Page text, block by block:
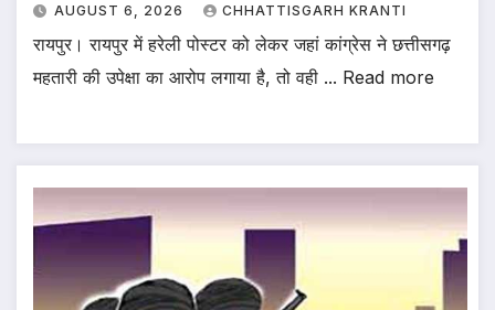
AUGUST 6, 2026 CHHATTISGARH KRANTI
रायपुर। रायपुर में हरेली पोस्टर को लेकर जहां कांग्रेस ने छत्तीसगढ़
महतारी की उपेक्षा का आरोप लगाया है, तो वही ... Read more